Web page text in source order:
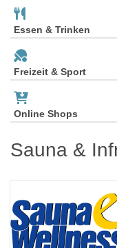
Essen & Trinken
Freizeit & Sport
Online Shops
Sauna &